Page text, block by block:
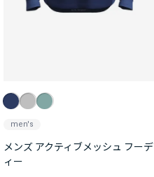
men's
メンズ アクティブメッシュ フーデ
ィー